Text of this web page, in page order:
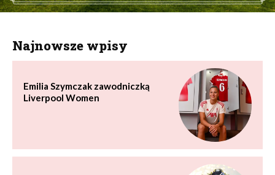
Najnowsze wpisy
Emilia Szymczak zawodniczką
Liverpool Women